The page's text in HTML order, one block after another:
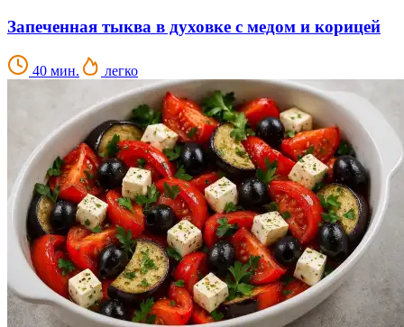
Запеченная тыква в духовке с медом и корицей
40 мин. легко